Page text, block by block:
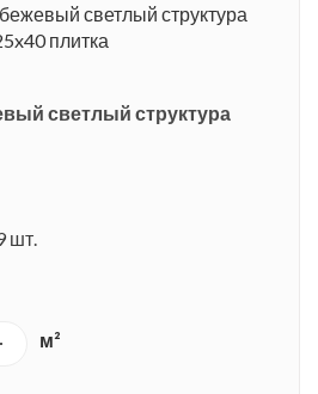
светлый структура
шт.
м²